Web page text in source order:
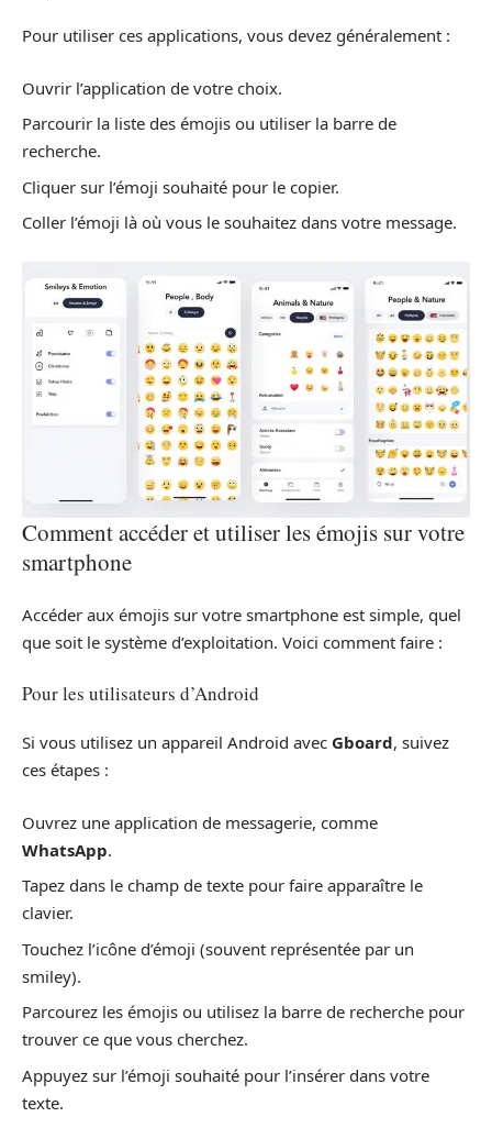
Pour utiliser ces applications, vous devez généralement :
Ouvrir l’application de votre choix.
Parcourir la liste des émojis ou utiliser la barre de
recherche.
Cliquer sur l’émoji souhaité pour le copier.
Coller l’émoji là où vous le souhaitez dans votre message.
Comment accéder et utiliser les émojis sur votre
smartphone
Accéder aux émojis sur votre smartphone est simple, quel
que soit le système d’exploitation. Voici comment faire :
Pour les utilisateurs d’Android
Si vous utilisez un appareil Android avec Gboard, suivez
ces étapes :
Ouvrez une application de messagerie, comme
WhatsApp.
Tapez dans le champ de texte pour faire apparaître le
clavier.
Touchez l’icône d’émoji (souvent représentée par un
smiley).
Parcourez les émojis ou utilisez la barre de recherche pour
trouver ce que vous cherchez.
Appuyez sur l’émoji souhaité pour l’insérer dans votre
texte.